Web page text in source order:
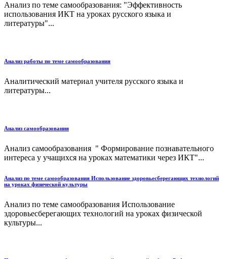
Анализ по теме самообразования: "Эффективность
использования ИКТ на уроках русского языка и
литературы"...
Анализ работы по теме самообразования
Аналитический материал учителя русского языка и
литературы...
Анализ самообразования
Анализ самообразования " Формирование познавательного
интереса у учащихся на уроках математики через ИКТ"...
Анализ по теме самообразования Использование здоровьесберегающих технологий
на уроках физической культуры
Анализ по теме самообразования Использование
здоровьесберегающих технологий на уроках физической
культуры...